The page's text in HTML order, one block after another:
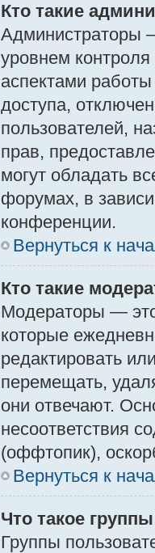
Кто такие
Администраторы
уровнем
аспектами
доступа,
пользователей,
прав,
могут обладать
форумах, в
конференции.
Вернуться к
Кто такие
Модераторы —
которые
редактировать
перемещать,
они отвечают.
несоответствия
(оффтопик),
Вернуться к
Что такое
Группы